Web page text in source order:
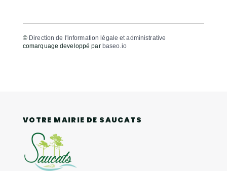
© Direction de l'information légale et administrative
comarquage developpé par baseo.io
VOTRE MAIRIE DE SAUCATS